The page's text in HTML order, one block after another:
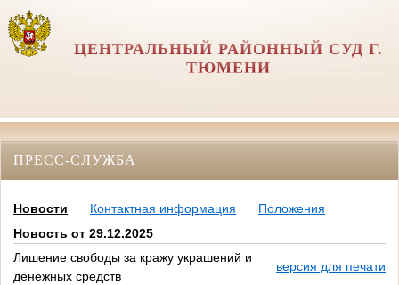
ЦЕНТРАЛЬНЫЙ РАЙОННЫЙ СУД Г.
ТЮМЕНИ
ПРЕСС-СЛУЖБА
Новости Контактная информация
Положения
Новость от 29.12.2025
Лишение свободы за кражу украшений и
денежных средств
версия для печати